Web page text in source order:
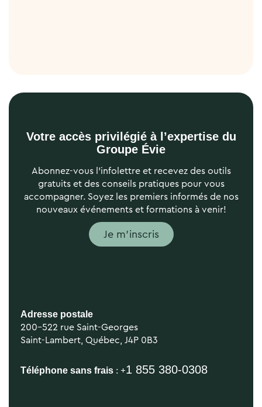
Adresse postale
200-522 rue Saint-Georges
Saint-Lambert, Québec, J4P 0B3
Téléphone sans frais : +1 855 380-0308
Votre accès privilégié à l’expertise du
Groupe Évie
Abonnez-vous l’infolettre et recevez des outils
gratuits et des conseils pratiques pour vous
accompagner. Soyez les premiers informés de nos
nouveaux événements et formations à venir!
Je m'inscris